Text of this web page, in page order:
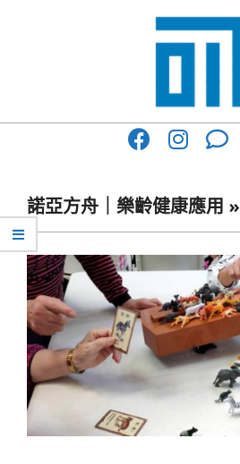
017
與
你
一
起
咖
啡
館
諾亞方舟｜樂齡健康應用 »